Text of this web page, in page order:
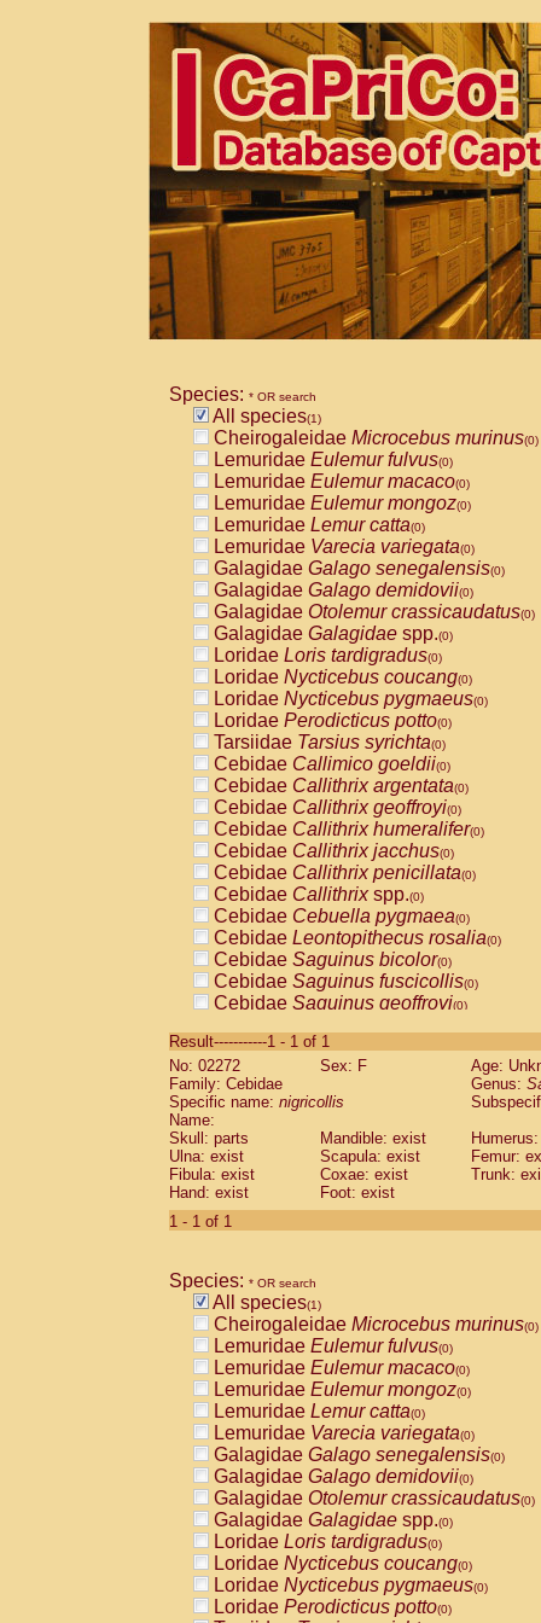
Species: * OR search
All species(1)
Cheirogaleidae Microcebus murinus(0)
Lemuridae Eulemur fulvus(0)
Lemuridae Eulemur macaco(0)
Lemuridae Eulemur mongoz(0)
Lemuridae Lemur catta(0)
Lemuridae Varecia variegata(0)
Galagidae Galago senegalensis(0)
Galagidae Galago demidovii(0)
Galagidae Otolemur crassicaudatus(0)
Galagidae Galagidae spp.(0)
Loridae Loris tardigradus(0)
Loridae Nycticebus coucang(0)
Loridae Nycticebus pygmaeus(0)
Loridae Perodicticus potto(0)
Tarsiidae Tarsius syrichta(0)
Cebidae Callimico goeldii(0)
Cebidae Callithrix argentata(0)
Cebidae Callithrix geoffroyi(0)
Cebidae Callithrix humeralifer(0)
Cebidae Callithrix jacchus(0)
Cebidae Callithrix penicillata(0)
Cebidae Callithrixspp.(0)
Cebidae Cebuella pygmaea(0)
Cebidae Leontopithecus rosalia(0)
Cebidae Saguinus bicolor(0)
Cebidae Saguinus fuscicollis(0)
Cebidae Saguinus geoffroyi(0)
CebidaeSaguinus labiatus(0)
Cebidae Saguinus leucopus (0)
Cebidae
CebidaeSaguinus mystax
Cebidae Saguinus nigricollis (1)
Cebidae Saguinus oedipus
Cebidae Saguinus weddelli
Cebidae Saguinusspp.
Cebidae
CebidaeCebus capucinus
CebidaeCebus nigrivittatus
CebidaeCebus spp.(0)
CebidaeSaimiri boliviensis(0)
CebidaeSaimiri sciureus(0)
AtelidaeAlouatta caraya(0)
AtelidaeAlouatta fusca(0)
AtelidaeAlouatta seniculus(0)
AtelidaeAlouattaspp.(0)
AtelidaeAteles belzebuth(0)
AtelidaeAteles geoffroyi(0)
AtelidaeAteles paniscus(0)
AtelidaeAtelesspp.(0)
AtelidaeLagothrix lagothricha(0)
AtelidaeLagothrix lagothricha cana
PitheciidaeCacajao calvus
Result-----------1 - 1 of 1
No: 02272
Sex: F
Age:
Family: Cebidae
Genus:
Specific name: nigricollis
Name:
Skull: parts
Mandible: exist
Ulna: exist
Scapula: exist
Femur:
Fibula: exist
Coxae: exist
Trunk:
Hand: exist
Foot: exist
1 - 1 of 1
Species: * OR search
All species(1)
Cheirogaleidae Microcebus murinus(0)
Lemuridae Eulemur fulvus(0)
Lemuridae Eulemur macaco(0)
Lemuridae Eulemur mongoz(0)
Lemuridae Lemur catta(0)
Lemuridae Varecia variegata(0)
Galagidae Galago senegalensis(0)
Galagidae Galago demidovii(0)
Galagidae Otolemur crassicaudatus(0)
Galagidae Galagidae spp.(0)
Loridae Loris tardigradus(0)
Loridae Nycticebus coucang(0)
Loridae Nycticebus pygmaeus(0)
Loridae Perodicticus potto(0)